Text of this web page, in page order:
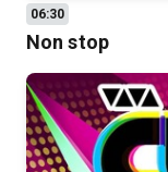
06:30
Non stop